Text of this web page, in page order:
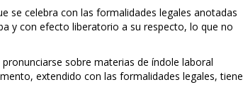
se celebra con las formalidades legales anotadas
y con efecto liberatorio a su respecto, lo que no
sobre materias de índole laboral
extendido con las formalidades legales, tiene